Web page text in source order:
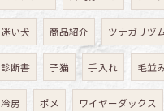
迷い犬 商品紹介 ツナガリヅ
診断書 子猫 手入れ 毛並
冷房 ポメ ワイヤーダックス